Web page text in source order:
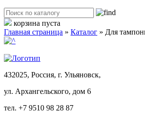
корзина пуста
Главная страница » Каталог » Для
432025, Россия, г. Ульяновск,
ул. Архангельского, дом 6
тел. +7 9510 98 28 87